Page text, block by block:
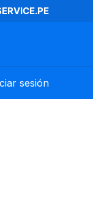
sesión